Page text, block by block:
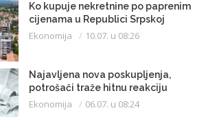
Ko kupuje nekretnine po paprenim
cijenama u Republici Srpskoj
Ekonomija 10.07. u 08:26
Najavljena nova poskupljenja,
potrošači traže hitnu reakciju
Ekonomija 06.07. u 08:24